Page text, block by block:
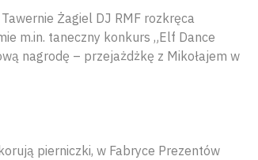
Żagiel DJ RMF rozkręca
m.in. taneczny konkurs „Elf Dance
nagrodę – przejażdżkę z Mikołajem w
pierniczki, w Fabryce Prezentów